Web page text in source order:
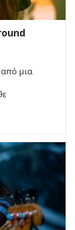
μια